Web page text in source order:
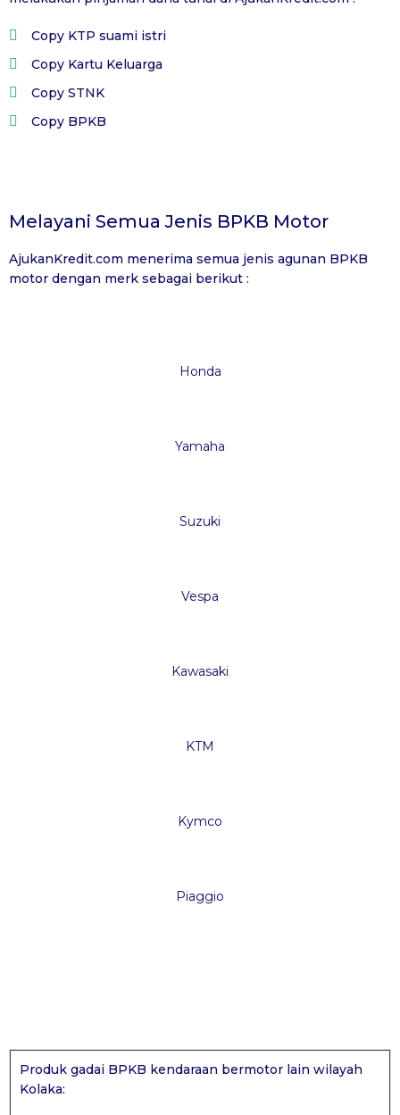
Copy KTP suami istri
Copy Kartu Keluarga
Copy STNK
Copy BPKB
Melayani Semua Jenis BPKB Motor
AjukanKredit.com menerima semua jenis agunan BPKB
motor dengan merk sebagai berikut :
Honda
Yamaha
Suzuki
Vespa
Kawasaki
KTM
Kymco
Piaggio
Produk gadai BPKB kendaraan bermotor lain wilayah
Kolaka: